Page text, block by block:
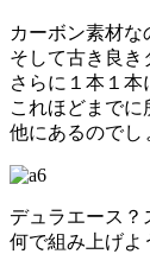
カーボン素材な
そして古き良き
さらに１本１本
これほどまで
他にあるのでし
デュラエース？
何で組み上げよ